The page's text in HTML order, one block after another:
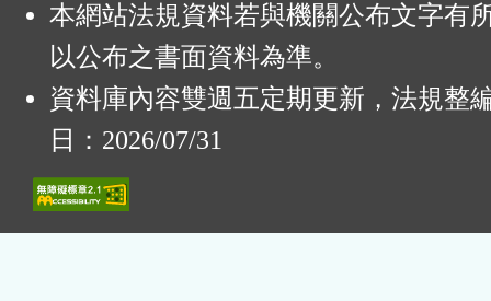
本網站法規資料若與機關公布文字有
以公布之書面資料為準。
資料庫內容雙週五定期更新，法規整
日：2026/07/31